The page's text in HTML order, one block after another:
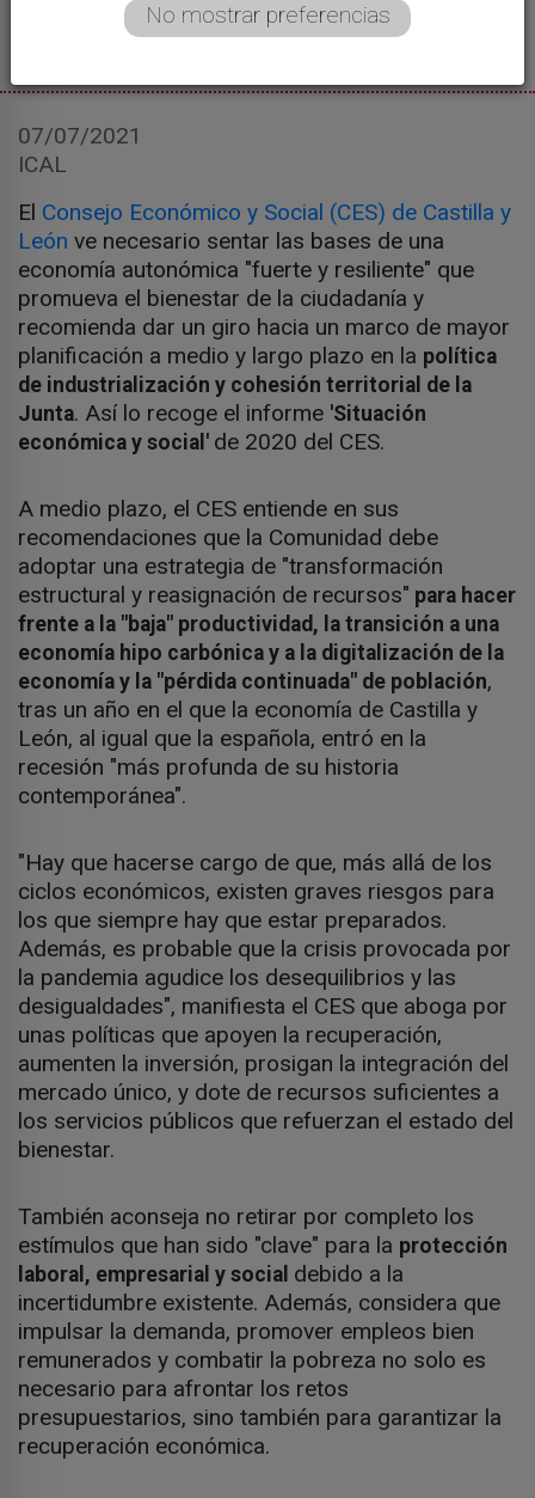
07/07/2021
ICAL
El Consejo Económico y Social (CES) de Castilla y
León ve necesario sentar las bases de una
economía autonómica "fuerte y resiliente" que
promueva el bienestar de la ciudadanía y
recomienda dar un giro hacia un marco de mayor
planificación a medio y largo plazo en la política
de industrialización y cohesión territorial de la
Junta. Así lo recoge el informe 'Situación
económica y social' de 2020 del CES.
A medio plazo, el CES entiende en sus
recomendaciones que la Comunidad debe
adoptar una estrategia de "transformación
estructural y reasignación de recursos" para hacer
frente a la "baja" productividad, la transición a una
economía hipo carbónica y a la digitalización de la
economía y la "pérdida continuada" de población,
tras un año en el que la economía de Castilla y
León, al igual que la española, entró en la
recesión "más profunda de su historia
contemporánea".
"Hay que hacerse cargo de que, más allá de los
ciclos económicos, existen graves riesgos para
los que siempre hay que estar preparados.
Además, es probable que la crisis provocada por
la pandemia agudice los desequilibrios y las
desigualdades", manifiesta el CES que aboga por
unas políticas que apoyen la recuperación,
aumenten la inversión, prosigan la integración del
mercado único, y dote de recursos suficientes a
los servicios públicos que refuerzan el estado del
bienestar.
También aconseja no retirar por completo los
estímulos que han sido "clave" para la protección
laboral, empresarial y social debido a la
incertidumbre existente. Además, considera que
impulsar la demanda, promover empleos bien
remunerados y combatir la pobreza no solo es
necesario para afrontar los retos
presupuestarios, sino también para garantizar la
recuperación económica.
No mostrar preferencias